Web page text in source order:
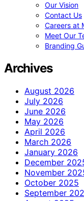
Our Vision
Contact Us
Careers at
Meet Our
Branding
Archives
August 2026
July 2026
June 2026
May 2026
April 2026
March 2026
January 2026
December
November
October 2025
September